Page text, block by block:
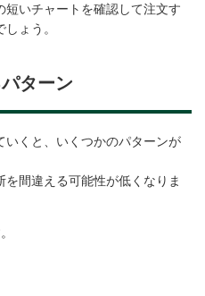
いチャートを確認して注文す
ょう。
ターン
くと、いくつかのパターンが
間違える可能性が低くなりま